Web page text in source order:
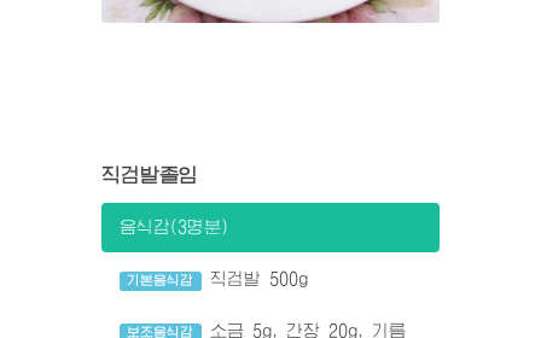
직검발졸임
음식감(3명분)
기본음식감 직검발 500g
보조음식감
소금 5g, 간장 20g, 기름